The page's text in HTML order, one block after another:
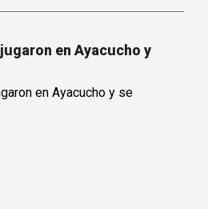
en Ayacucho y